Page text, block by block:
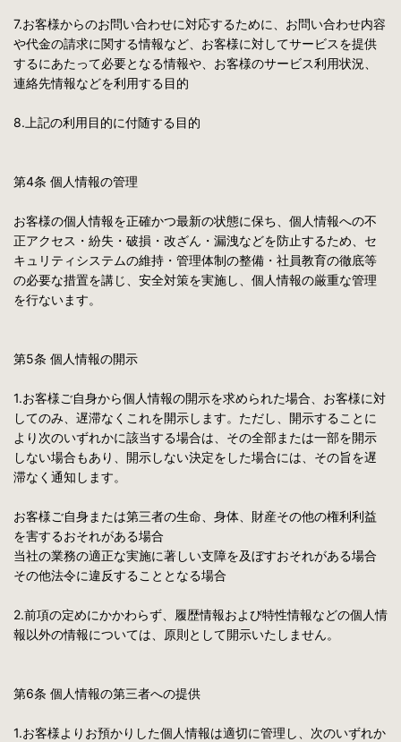
7.お客様からのお問い合わせに対応するために、お問い合わせ内容
や代金の請求に関する情報など、お客様に対してサービスを提供
するにあたって必要となる情報や、お客様のサービス利用状況、
連絡先情報などを利用する目的
8.上記の利用目的に付随する目的
第4条 個人情報の管理
お客様の個人情報を正確かつ最新の状態に保ち、個人情報への不
正アクセス・紛失・破損・改ざん・漏洩などを防止するため、セ
キュリティシステムの維持・管理体制の整備・社員教育の徹底等
の必要な措置を講じ、安全対策を実施し、個人情報の厳重な管理
を行ないます。
第5条 個人情報の開示
1.お客様ご自身から個人情報の開示を求められた場合、お客様に対
してのみ、遅滞なくこれを開示します。ただし、開示することに
より次のいずれかに該当する場合は、その全部または一部を開示
しない場合もあり、開示しない決定をした場合には、その旨を遅
滞なく通知します。
お客様ご自身または第三者の生命、身体、財産その他の権利利益
を害するおそれがある場合
当社の業務の適正な実施に著しい支障を及ぼすおそれがある場合
その他法令に違反することとなる場合
2.前項の定めにかかわらず、履歴情報および特性情報などの個人情
報以外の情報については、原則として開示いたしません。
第6条 個人情報の第三者への提供
1.お客様よりお預かりした個人情報は適切に管理し、次のいずれか